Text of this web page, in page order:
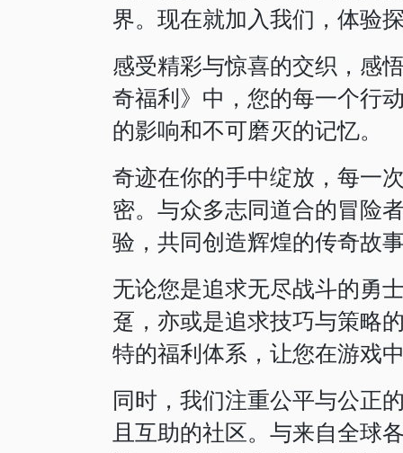
界。现在就加入我们，体验
感受精彩与惊喜的交织，感
奇福利》中，您的每一个行
的影响和不可磨灭的记忆。
奇迹在你的手中绽放，每一
密。与众多志同道合的冒险
验，共同创造辉煌的传奇故
无论您是追求无尽战斗的勇
趸，亦或是追求技巧与策略
特的福利体系，让您在游戏
同时，我们注重公平与公正
且互助的社区。与来自全球